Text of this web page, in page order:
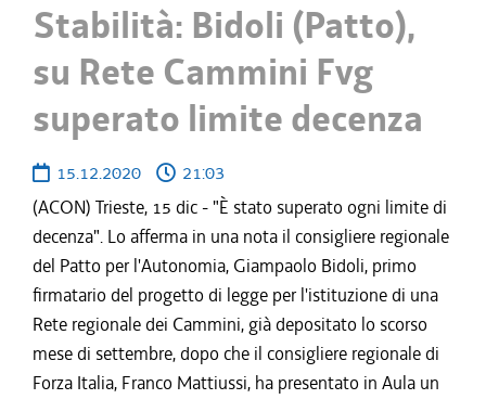
Stabilità: Bidoli (Patto),
su Rete Cammini Fvg
superato limite decenza
15.12.2020
21:03
(ACON) Trieste, 15 dic - "È stato superato ogni limite di
decenza". Lo afferma in una nota il consigliere regionale
del Patto per l'Autonomia, Giampaolo Bidoli, primo
firmatario del progetto di legge per l'istituzione di una
Rete regionale dei Cammini, già depositato lo scorso
mese di settembre, dopo che il consigliere regionale di
Forza Italia, Franco Mattiussi, ha presentato in Aula un